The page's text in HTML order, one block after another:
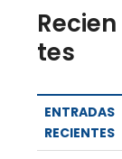
Recien
tes
ENTRADAS
RECIENTES